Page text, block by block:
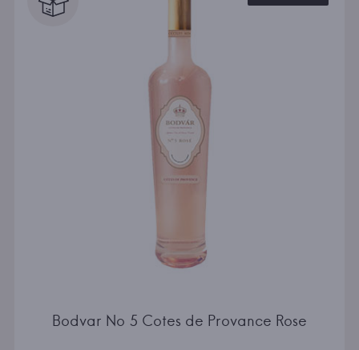
Bodvar No 5 Cotes de Provance Rose